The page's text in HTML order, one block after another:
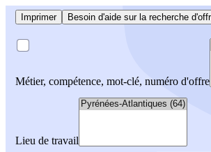
Imprimer Besoin d'aide sur la recherche
Métier, compétence, mot-clé, numéro d'offre
Lieu de travail